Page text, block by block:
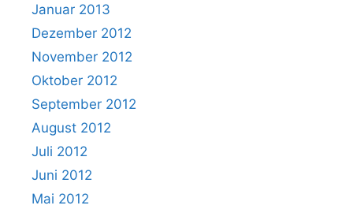
Januar 2013
Dezember 2012
November 2012
Oktober 2012
September 2012
August 2012
Juli 2012
Juni 2012
Mai 2012